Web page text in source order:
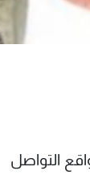
التواصل